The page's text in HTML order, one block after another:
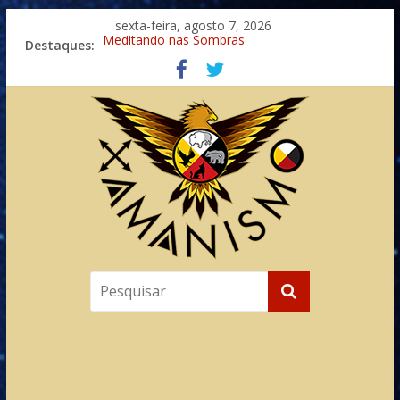
sexta-feira, agosto 7, 2026
Destaques: Meditando nas Sombras
Autosuficiência: A Jornada do Espírito Ancestral
Xamanismo Universal
Totens – Caminho Espiritual – Crescimento
Imaginação na Cura